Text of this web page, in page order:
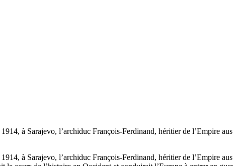
à Sarajevo, l’archiduc François-Ferdinand, héritier de l’Empire
à Sarajevo, l’archiduc François-Ferdinand, héritier de l’Empire